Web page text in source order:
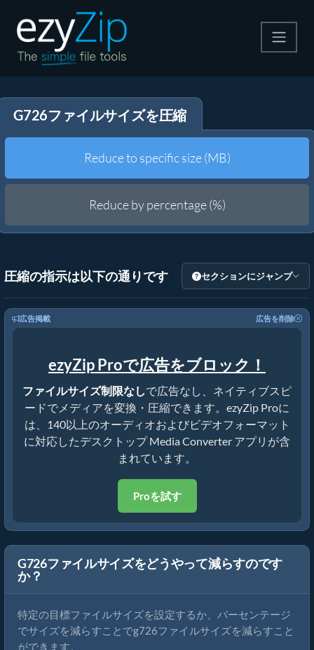
解凍する
その他のツール
G726ファイルサイズを圧縮
Reduce to specific size (MB)
Reduce by percentage (%)
圧縮の指示は以下の通りです セクションにジャンプ
広告掲載 広告を削除
ezyZip Proで広告をブロック！
ファイルサイズ制限なしで広告なし、ネイティブスピ
ードでメディアを変換・圧縮できます。ezyZip Proに
は、140以上のオーディオおよびビデオフォーマット
に対応したデスクトップ Media Converter アプリが含
まれています。
Proを試す
G726ファイルサイズをどうやって減らすのです
か？
特定の目標ファイルサイズを設定するか、パーセンテージ
でサイズを減らすことでg726ファイルサイズを減らすこと
ができます。